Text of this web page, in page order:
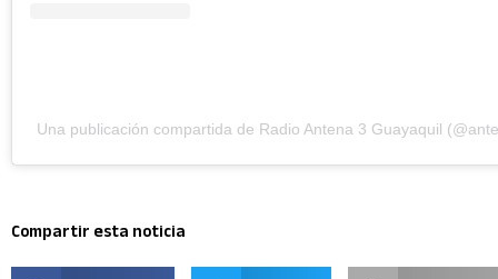
Una publicación compartida de Radio Antena 3 Guayaquil
Compartir esta noticia